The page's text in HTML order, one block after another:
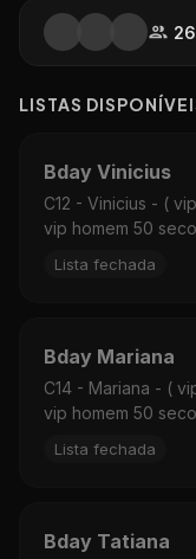
LISTAS DISPONÍ
Bday Vinicius
C12 - Vinicius - (
vip homem 50
Lista fechada
Bday Mariana
C14 - Mariana - (
vip homem 50
Lista fechada
Bday Tatiana